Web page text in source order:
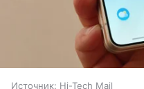
Источник: Hi-Tech Mail